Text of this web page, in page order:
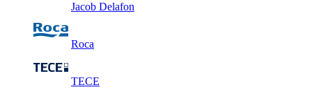
Jacob Delafon
Roca
TECE